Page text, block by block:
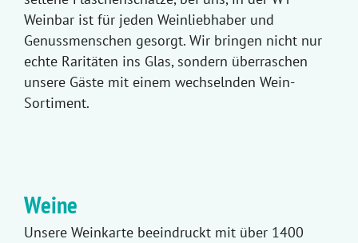
Weinbar ist für jeden Weinliebhaber und
Genussmenschen gesorgt. Wir bringen nicht nur
echte Raritäten ins Glas, sondern überraschen
unsere Gäste mit einem wechselnden Wein-
Sortiment.
Weine
Unsere Weinkarte beeindruckt mit über 1400